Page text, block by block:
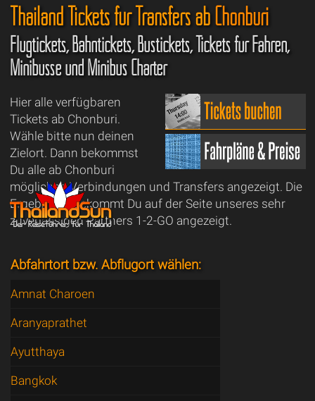
Thailand Tickets für Transfers abChonburi
Flugtickets, Bahntickets, Bustickets, Tickets für Fähren,
Minibusse und Minibus Charter
Hier alle verfügbaren
Tickets ab Chonburi.
Wähle bitte nun deinen
Zielort. Dann bekommst
Du alle ab Chonburi
möglichen Verbindungen und Transfers angezeigt. Die
Ergebnisse bekommt Du auf der Seite unseres sehr
zuverlässigen Partners 1-2-GO angezeigt.
Abfahrtort bzw. Abflugort wählen:
Amnat Charoen
Aranyaprathet
Ayutthaya
Bangkok